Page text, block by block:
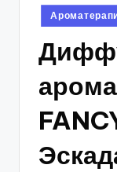
Опубликовано
в